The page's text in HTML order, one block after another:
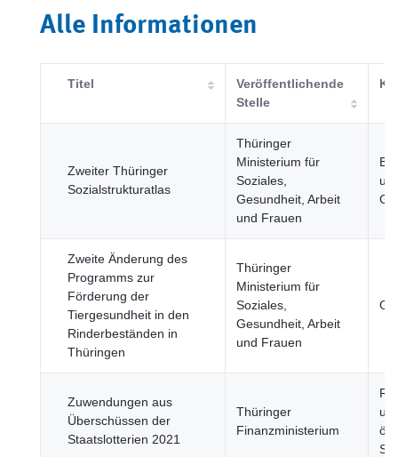
Alle Informationen
Titel
Veröffentlichende
Stelle
Zweiter Thüringer
Sozialstrukturatlas
Thüringer
Ministerium für
Soziales,
Gesundheit, Arbeit
und Frauen
Zweite Änderung des
Programms zur
Förderung der
Tiergesundheit in den
Rinderbeständen in
Thüringen
Thüringer
Ministerium für
Soziales,
Gesundheit, Arbeit
und Frauen
Zuwendungen aus
Überschüssen der
Staatslotterien 2021
Thüringer
Finanzministerium